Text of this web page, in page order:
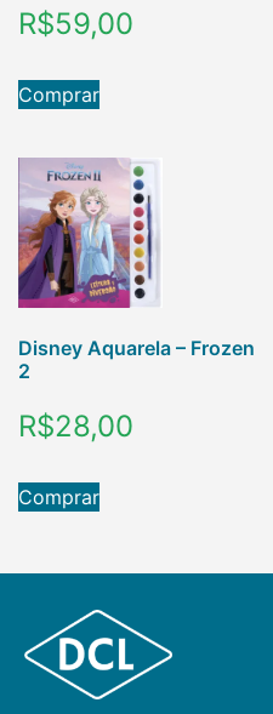
R$59,00
Comprar
Disney Aquarela – Frozen
2
R$28,00
Comprar